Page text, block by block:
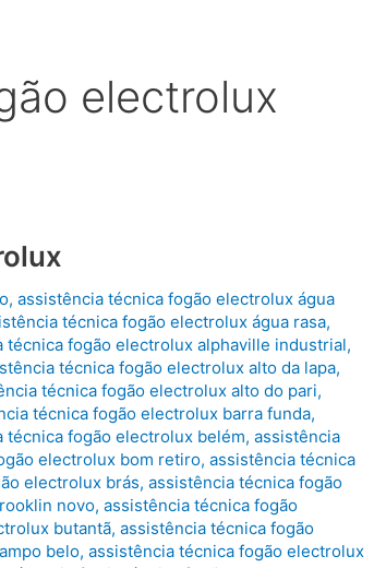
electrolux
, assistência técnica fogão electrolux água
técnica fogão electrolux água rasa,
técnica fogão electrolux alphaville industrial,
técnica fogão electrolux alto da lapa,
técnica fogão electrolux alto do pari,
técnica fogão electrolux barra funda,
técnica fogão electrolux belém, assistência
electrolux bom retiro, assistência técnica
electrolux brás, assistência técnica fogão
novo, assistência técnica fogão
butantã, assistência técnica fogão
belo, assistência técnica fogão electrolux